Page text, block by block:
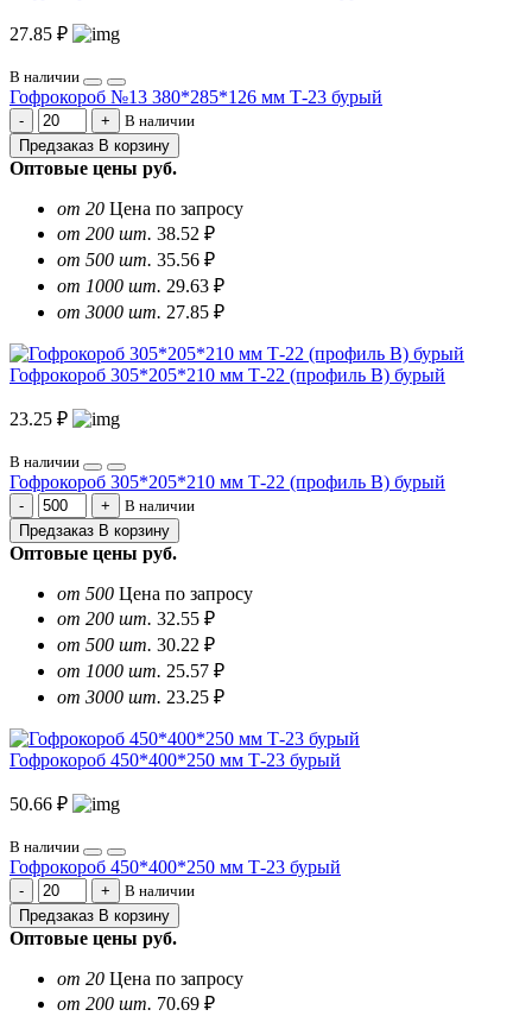
27.85 ₽
В наличии
Гофрокороб №13 380*285*126 мм Т-23 бурый
В наличии
Предзаказ В корзину
Оптовые цены руб.
от 20 Цена по запросу
от 200 шт. 38.52 ₽
от 500 шт. 35.56 ₽
от 1000 шт. 29.63 ₽
от 3000 шт. 27.85 ₽
Гофрокороб 305*205*210 мм Т-22 (профиль B) бурый
23.25 ₽
В наличии
Гофрокороб 305*205*210 мм Т-22 (профиль B) бурый
В наличии
Предзаказ В корзину
Оптовые цены руб.
от 500 Цена по запросу
от 200 шт. 32.55 ₽
от 500 шт. 30.22 ₽
от 1000 шт. 25.57 ₽
от 3000 шт. 23.25 ₽
Гофрокороб 450*400*250 мм Т-23 бурый
50.66 ₽
В наличии
Гофрокороб 450*400*250 мм Т-23 бурый
В наличии
Предзаказ В корзину
Оптовые цены руб.
от 20 Цена по запросу
от 200 шт. 70.69 ₽